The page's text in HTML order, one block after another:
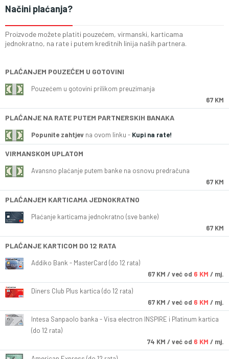
Načini plaćanja?
Proizvode možete platiti pouzećem, virmanski, karticama
jednokratno, na rate i putem kreditnih linija naših partnera.
PLAĆANJEM POUZEĆEM U GOTOVINI
Pouzećem u gotovini prilikom preuzimanja
67 KM
PLAĆANJE NA RATE PUTEM PARTNERSKIH BANAKA
Popunite zahtjev na ovom linku - Kupi na rate!
VIRMANSKOM UPLATOM
Avansno plaćanje putem banke na osnovu predračuna
67 KM
PLAĆANJEM KARTICAMA JEDNOKRATNO
Plaćanje karticama jednokratno (sve banke)
67 KM
PLAĆANJE KARTICOM DO 12 RATA
Addiko Bank - MasterCard (do 12 rata)
67 KM / već od 6 KM / mj.
Diners Club Plus kartica (do 12 rata)
67 KM / već od 6 KM / mj.
Intesa Sanpaolo banka - Visa electron INSPIRE i Platinum kartica
(do 12 rata)
74 KM / već od 6 KM / mj.